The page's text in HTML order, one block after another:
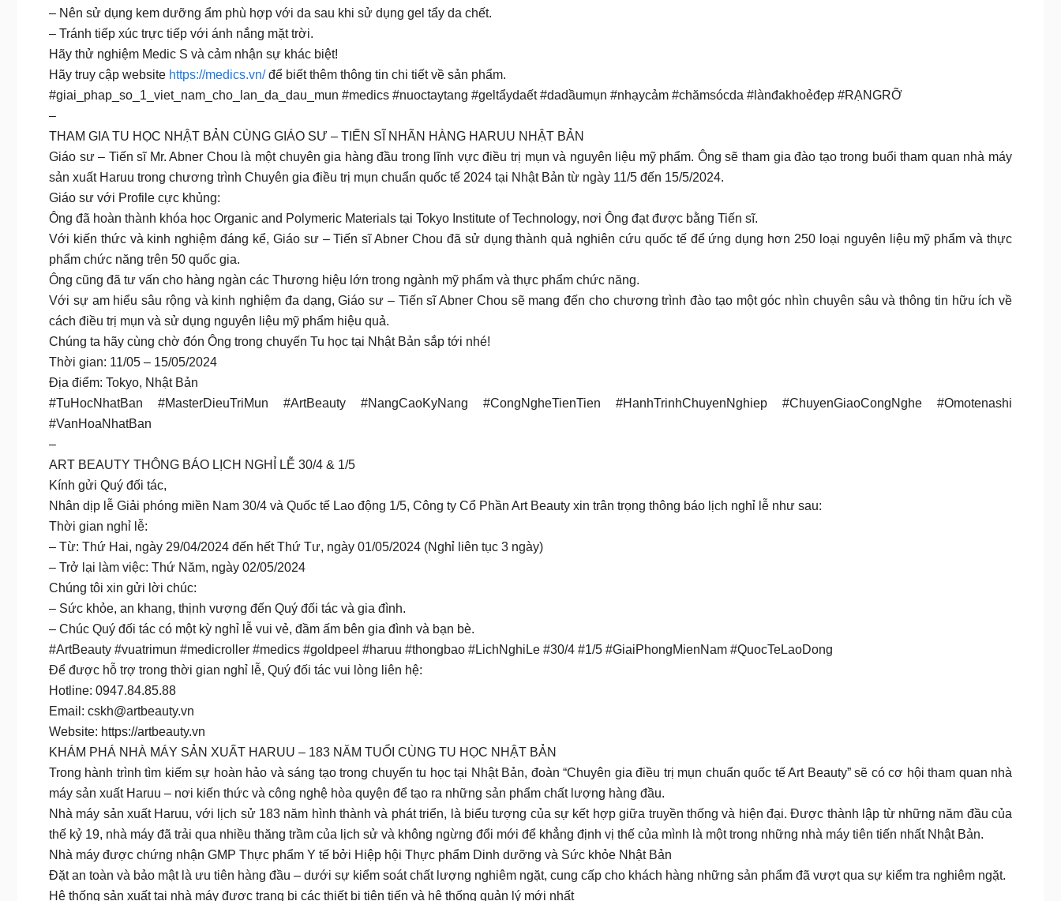
– Nên sử dụng kem dưỡng ẩm phù hợp với da sau khi sử dụng gel tẩy da chết.
– Tránh tiếp xúc trực tiếp với ánh nắng mặt trời.
Hãy thử nghiệm Medic S và cảm nhận sự khác biệt!
Hãy truy cập website https://medics.vn/để biết thêm thông tin chi tiết về sản phẩm.
#giai_phap_so_1_viet_nam_cho_lan_da_dau_mun #medics #nuoctaytang #geltẩydaết #dadầumụn #nhạycảm #chămsócda #lànđakhoẻđẹp #RẠNGRỠ
–
THAM GIA TU HỌC NHẬT BẢN CÙNG GIÁO SƯ – TIẾN SĨ NHÃN HÀNG HARUU NHẬT BẢN
Giáo sư – Tiến sĩ Mr. Abner Chou là một chuyên gia hàng đầu trong lĩnh vực điều trị mụn và nguyên liệu mỹ phẩm. Ông sẽ tham gia đào tạo trong buổi tham quan nhà máy
sản xuất Haruu trong chương trình Chuyên gia điều trị mụn chuẩn quốc tế 2024 tại Nhật Bản từ ngày 11/5 đến 15/5/2024.
Giáo sư với Profile cực khủng:
Ông đã hoàn thành khóa học Organic and Polymeric Materials tại Tokyo Institute of Technology, nơi Ông đạt được bằng Tiến sĩ.
Với kiến thức và kinh nghiệm đáng kể, Giáo sư – Tiến sĩ Abner Chou đã sử dụng thành quả nghiên cứu quốc tế để ứng dụng hơn 250 loại nguyên liệu mỹ phẩm và thực
phẩm chức năng trên 50 quốc gia.
Ông cũng đã tư vấn cho hàng ngàn các Thương hiệu lớn trong ngành mỹ phẩm và thực phẩm chức năng.
Với sự am hiểu sâu rộng và kinh nghiệm đa dạng, Giáo sư – Tiến sĩ Abner Chou sẽ mang đến cho chương trình đào tạo một góc nhìn chuyên sâu và thông tin hữu ích về
cách điều trị mụn và sử dụng nguyên liệu mỹ phẩm hiệu quả.
Chúng ta hãy cùng chờ đón Ông trong chuyến Tu học tại Nhật Bản sắp tới nhé!
Thời gian: 11/05 – 15/05/2024
Địa điểm: Tokyo, Nhật Bản
#TuHocNhatBan #MasterDieuTriMun #ArtBeauty #NangCaoKyNang #CongNgheTienTien #HanhTrinhChuyenNghiep #ChuyenGiaoCongNghe #Omotenashi
#VanHoaNhatBan
–
ART BEAUTY THÔNG BÁO LỊCH NGHỈ LỄ 30/4 & 1/5
Kính gửi Quý đối tác,
Nhân dịp lễ Giải phóng miền Nam 30/4 và Quốc tế Lao động 1/5, Công ty Cổ Phần Art Beauty xin trân trọng thông báo lịch nghỉ lễ như sau:
Thời gian nghỉ lễ:
– Từ: Thứ Hai, ngày 29/04/2024 đến hết Thứ Tư, ngày 01/05/2024 (Nghỉ liên tục 3 ngày)
– Trở lại làm việc: Thứ Năm, ngày 02/05/2024
Chúng tôi xin gửi lời chúc:
– Sức khỏe, an khang, thịnh vượng đến Quý đối tác và gia đình.
– Chúc Quý đối tác có một kỳ nghỉ lễ vui vẻ, đầm ấm bên gia đình và bạn bè.
#ArtBeauty #vuatrimun #medicroller #medics #goldpeel #haruu #thongbao #LichNghiLe #30/4 #1/5 #GiaiPhongMienNam #QuocTeLaoDong
Để được hỗ trợ trong thời gian nghỉ lễ, Quý đối tác vui lòng liên hệ:
Hotline: 0947.84.85.88
Email: cskh@artbeauty.vn
Website: https://artbeauty.vn
KHÁM PHÁ NHÀ MÁY SẢN XUẤT HARUU – 183 NĂM TUỔI CÙNG TU HỌC NHẬT BẢN
Trong hành trình tìm kiếm sự hoàn hảo và sáng tạo trong chuyến tu học tại Nhật Bản, đoàn “Chuyên gia điều trị mụn chuẩn quốc tế Art Beauty” sẽ có cơ hội tham quan nhà
máy sản xuất Haruu – nơi kiến thức và công nghệ hòa quyện để tạo ra những sản phẩm chất lượng hàng đầu.
Nhà máy sản xuất Haruu, với lịch sử 183 năm hình thành và phát triển, là biểu tượng của sự kết hợp giữa truyền thống và hiện đại. Được thành lập từ những năm đầu của
thế kỷ 19, nhà máy đã trải qua nhiều thăng trầm của lịch sử và không ngừng đổi mới để khẳng định vị thế của mình là một trong những nhà máy tiên tiến nhất Nhật Bản.
Nhà máy được chứng nhận GMP Thực phẩm Y tế bởi Hiệp hội Thực phẩm Dinh dưỡng và Sức khỏe Nhật Bản
Đặt an toàn và bảo mật là ưu tiên hàng đầu – dưới sự kiểm soát chất lượng nghiêm ngặt, cung cấp cho khách hàng những sản phẩm đã vượt qua sự kiểm tra nghiêm ngặt.
Hệ thống sản xuất tại nhà máy được trang bị các thiết bị tiên tiến và hệ thống quản lý mới nhất